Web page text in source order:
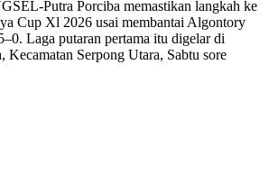
Putra Porciba memastikan langkah ke
Cup Xl 2026 usai membantai Algontory
Laga putaran pertama itu digelar di
Kecamatan Serpong Utara, Sabtu sore